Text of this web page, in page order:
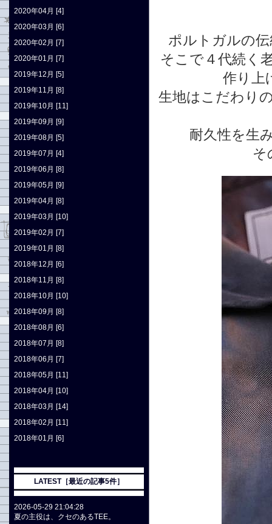
ポルトガルの
そこで４代続く
作り上
生地はこだわり
耐久性を生
そ
2020年04月 [4]
2020年03月 [6]
2020年02月 [7]
2020年01月 [7]
2019年12月 [5]
2019年11月 [8]
2019年10月 [11]
2019年09月 [9]
2019年08月 [5]
2019年07月 [4]
2019年06月 [8]
2019年05月 [9]
2019年04月 [8]
2019年03月 [10]
2019年02月 [7]
2019年01月 [8]
2018年12月 [6]
2018年11月 [8]
2018年10月 [10]
2018年09月 [8]
2018年08月 [6]
2018年07月 [8]
2018年06月 [7]
2018年05月 [11]
2018年04月 [10]
2018年03月 [14]
2018年02月 [11]
2018年01月 [6]
LATEST［最近の記事5件］
2026-05-29 21:04:28
夏の主役は、クセのあるTEE。